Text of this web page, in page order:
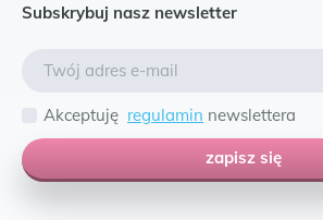
Subskrybuj nasz newsletter
Akceptuję regulamin newslettera
zapisz się